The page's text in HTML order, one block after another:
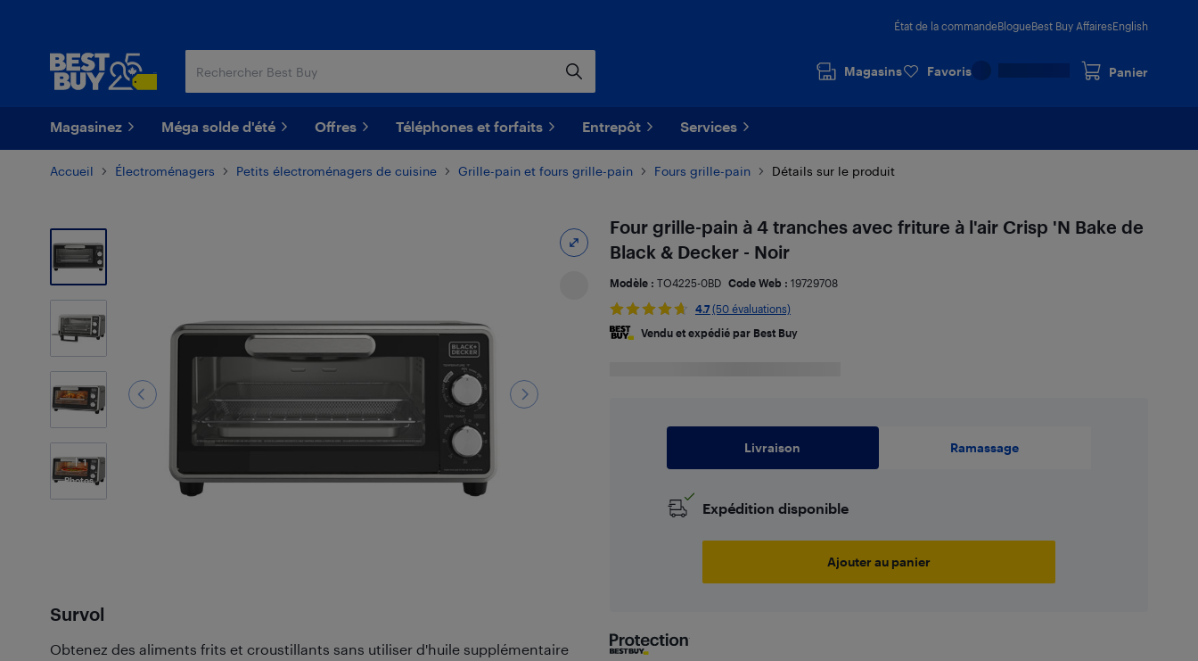
État de la commandeBlogueBest Buy AffairesEnglish
Magasins Favoris Panier
Magasinez Méga solde d'été Offres Téléphones et forfaits Entrepôt Services
Accueil Électroménagers Petits électroménagers de cuisine Grille-pain et fours grille-pain Fours grille-pain Détails sur le produit
1
Photos
Survol
Obtenez des aliments frits et croustillants sans utiliser d'huile supplémentaire
Four grille-pain à 4 tranches avec friture à l'air Crisp 'N Bake de
Black & Decker - Noir
Modèle : TO4225-0BD Code Web : 19729708
4.7 (50 évaluations)
Vendu et expédié par Best Buy
Livraison Ramassage
Expédition disponible
Ajouter au panier